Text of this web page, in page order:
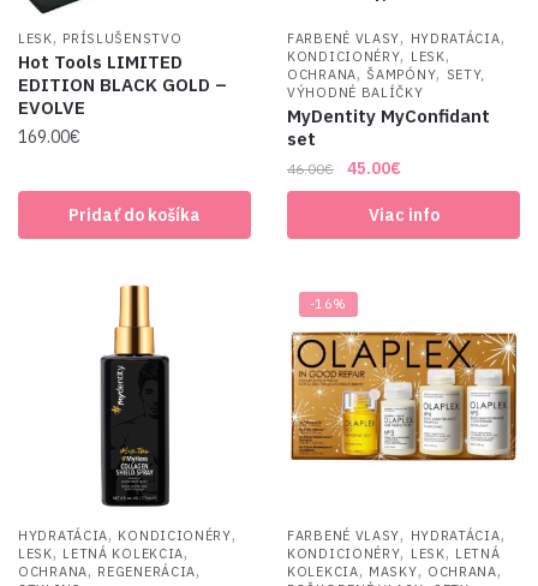
LESK, PRÍSLUŠENSTVO
Hot Tools LIMITED
EDITION BLACK GOLD –
EVOLVE
169.00€
Pridať do košíka
FARBENÉ VLASY, HYDRATÁCIA,
KONDICIONÉRY, LESK,
OCHRANA, ŠAMPÓNY, SETY,
VÝHODNÉ BALÍČKY
MyDentity MyConfidant
set
46.00€
Original
price
was:
46.00€.
45.00€
price
is:
45.00€.
Viac info
HYDRATÁCIA, KONDICIONÉRY,
LESK, LETNÁ KOLEKCIA,
OCHRANA, REGENERÁCIA,
-16%
FARBENÉ VLASY, HYDRATÁCIA,
KONDICIONÉRY, LESK, LETNÁ
KOLEKCIA, MASKY, OCHRANA,